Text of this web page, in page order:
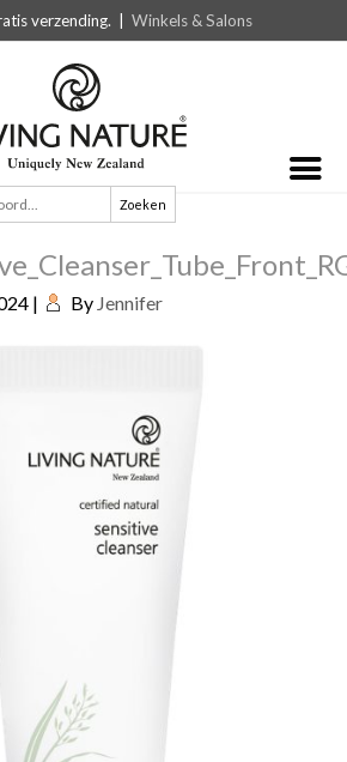
verzending. |Winkels & Salons
| By Jennifer